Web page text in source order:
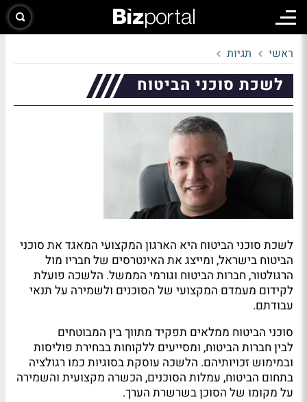
ראשי תגיות
לשכת סוכני הביטוח
לשכת סוכני הביטוח היא הארגון המקצועי המאגד את סוכני
הביטוח בישראל, ומייצג את האינטרסים של חבריו מול
הרגולטור, חברות הביטוח וגורמי הממשל. הלשכה פועלת
לקידום מעמדם המקצועי של הסוכנים ולשמירה על תנאי
עבודתם.
סוכני הביטוח ממלאים תפקיד מתווך בין המבוטחים
לבין חברות הביטוח, ומסייעים ללקוחות בבחירת פוליסות
ובמימוש זכויותיהם. הלשכה עוסקת בסוגיות כמו רגולציה
בתחום הביטוח, עמלות הסוכנים, הכשרה מקצועית והשמירה
על מקומו של הסוכן בשרשרת הערך.